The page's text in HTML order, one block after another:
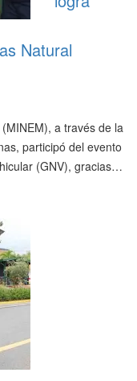
Natural
a través de la
participó del evento
(GNV), gracias…